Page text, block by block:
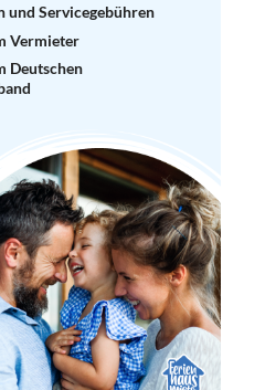
und Servicegebühren
Vermieter
Deutschen